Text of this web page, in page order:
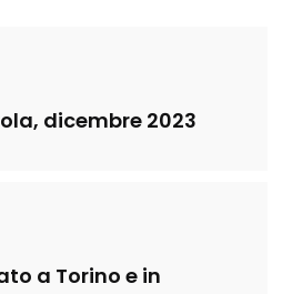
dicembre 2023
a Torino e in